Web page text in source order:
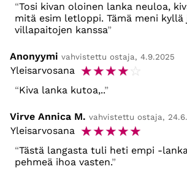
Tosi kivan oloinen lanka neuloa,
mitä esim letloppi. Tämä meni kyllä
villapaitojen kanssa
Anonyymi vahvistettu ostaja, 4.9.2025
Yleisarvosana ☆☆☆☆☆
Kiva lanka kutoa,..
Virve Annica M. vahvistettu ostaja,
Yleisarvosana ☆☆☆☆☆
Tästä langasta tuli heti empi -
pehmeä ihoa vasten.